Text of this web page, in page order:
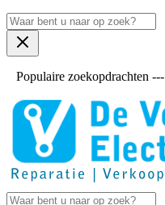
Populaire zoekopdrachten ---